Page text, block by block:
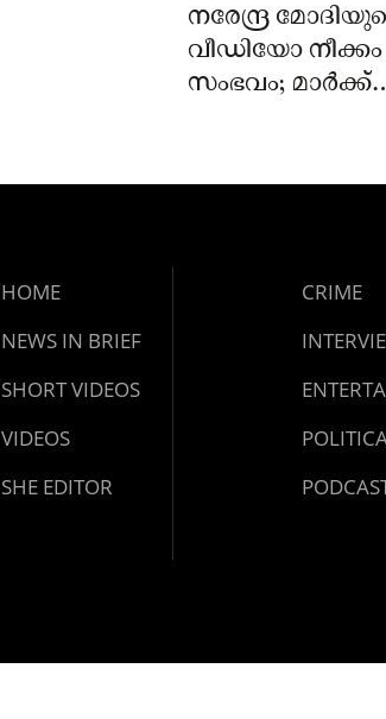
നരേന്ദ്ര
വീഡിയോ നീക്കം
സംഭവം; മാർക്ക്
പാർലമെന്ററി
HOME
NEWS IN BRIEF
SHORT VIDEOS
VIDEOS
SHE EDITOR
CRIME